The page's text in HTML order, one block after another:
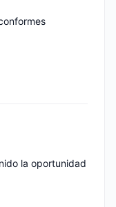
la oportunidad